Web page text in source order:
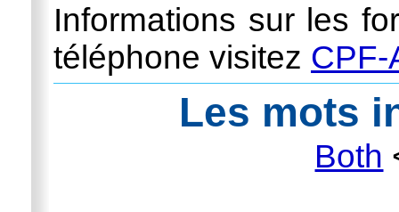
Informations sur les
téléphone visitez CPF-
Les mots
Both